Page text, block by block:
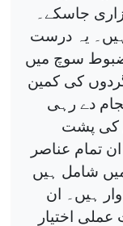
جاسکے۔
یہ درست
سوچ میں
کی کمین
دے رہی
کی پشت
تمام عناصر
شامل ہیں
ہیں۔ ان
اختیار